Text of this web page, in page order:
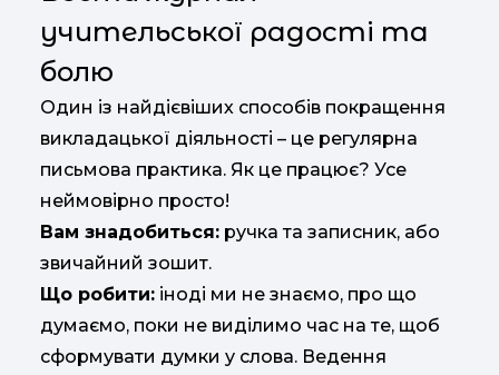
учительської радості та
болю
Один із найдієвіших способів покращення
викладацької діяльності – це регулярна
письмова практика. Як це працює? Усе
неймовірно просто!
Вам знадобиться: ручка та записник, або
звичайний зошит.
Що робити: іноді ми не знаємо, про що
думаємо, поки не виділимо час на те, щоб
сформувати думки у слова. Ведення